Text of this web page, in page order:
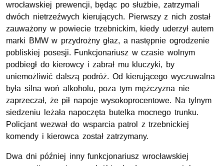
wrocławskiej prewencji, będąc po służbie, zatrzymali
dwóch nietrzeźwych kierujących. Pierwszy z nich został
zauważony w powiecie trzebnickim, kiedy uderzył autem
marki BMW w przydrożny głaz, a następnie ogrodzenie
pobliskiej posesji. Funkcjonariusz w czasie wolnym
podbiegł do kierowcy i zabrał mu kluczyki, by
uniemożliwić dalszą podróż. Od kierującego wyczuwalna
była silna woń alkoholu, poza tym mężczyzna nie
zaprzeczał, że pił napoje wysokoprocentowe. Na tylnym
siedzeniu leżała napoczęta butelka mocnego trunku.
Policjant wezwał do wsparcia patrol z trzebnickiej
komendy i kierowca został zatrzymany.
Dwa dni później inny funkcjonariusz wrocławskiej